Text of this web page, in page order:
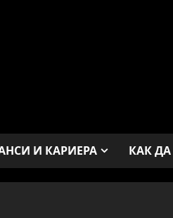
И КАРИЕРА КАК ДА